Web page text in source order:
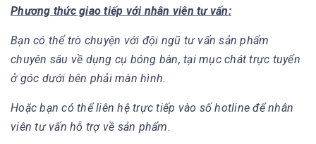
Phương thức giao tiếp với nhân viên tư vấn:
Bạn có thể trò chuyện với đội ngũ tư vấn sản phẩm
chuyên sâu về dụng cụ bóng bàn, tại mục chát trực tuyển
ở góc dưới bên phải màn hình.
Hoặc bạn có thể liên hệ trực tiếp vào số hotline để nhân
viên tư vấn hỗ trợ về sản phẩm.